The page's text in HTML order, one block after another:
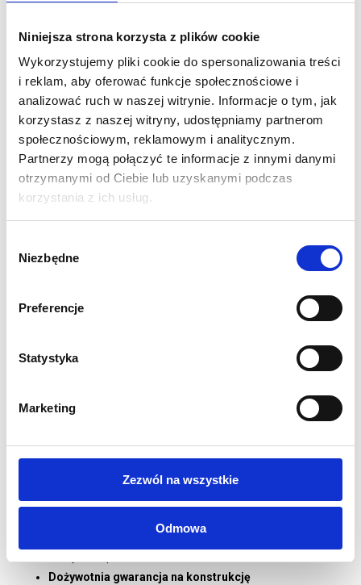
Niniejsza strona korzysta z plików cookie
Wykorzystujemy pliki cookie do spersonalizowania treści
i reklam, aby oferować funkcje społecznościowe i
analizować ruch w naszej witrynie. Informacje o tym, jak
korzystasz z naszej witryny, udostępniamy partnerom
społecznościowym, reklamowym i analitycznym.
Partnerzy mogą połączyć te informacje z innymi danymi
otrzymanymi od Ciebie lub uzyskanymi podczas
korzystania z ich usług.
zgody
Niezbędne
Preferencje
Statystyka
Marketing
Zezwól na wszystkie
Odmowa
Seria Vector oferuje wszechstronne i adaptowalne
średnich stoisk wystawienniczych. System ramowy Vector z
poszyciem z naciągniętej tkaniny jest skalowalny,
rekonfigurowalny i niezwykle mobilny dzięki gamie
standardowych modułów dostępnych w kilku kształtach i
rozmiarach.
W skład zestawu wchodzą:
nie wchodzi w skład stoiska.
Wymiar fizyczny stoiska w mm: 2500 (wys.) x 3000
Ramy Vector wykonane z profili aluminiowych
Oznaczenie poszczególnych elementów dla szybkiego
montażu
zestawu
Lada Formulate Magnetic
Możliwość szybkiej zmiany ustawień stoiska
Dożywotnia gwarancja na konstrukcję